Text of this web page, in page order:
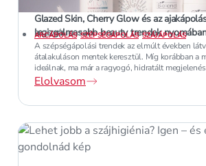
Glazed Skin, Cherry Glow és az
legizgalmasabb beauty trendek
2026. JÚLIUS 12.
ARCÁPOLÁS SZÉPSÉGÁPOLÁS SZÁJÁPOLÁS
A szépségápolási trendek az elmúlt években
átalakuláson mentek keresztül. Míg korábban a
ideálnak, ma már a ragyogó, hidratált
középpontba. A cél nem a bőr elfedése, hanem
szépségének kiemelése.
Elolvasom